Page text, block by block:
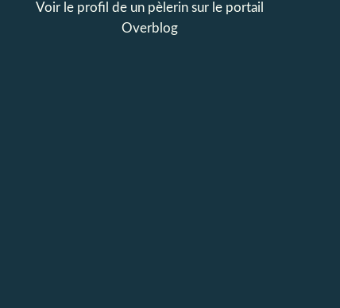
Voir le profil de un pèlerinsur le portail
Overblog